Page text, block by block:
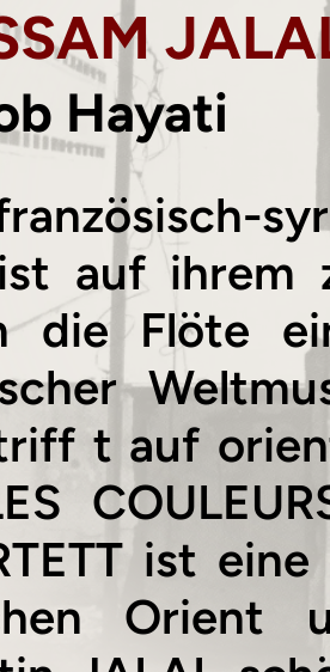
Hayati
auf ihrem
die Flöte
t auf
ist
Orient